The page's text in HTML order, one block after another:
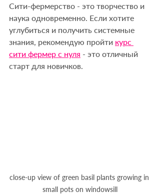
Сити-фермерство - это творчество и
наука одновременно. Если хотите
углубиться и получить системные
знания, рекомендую пройти курс
сити фермер с нуля - это отличный
старт для новичков.
close-up view of green basil plants growing in
small pots on windowsill